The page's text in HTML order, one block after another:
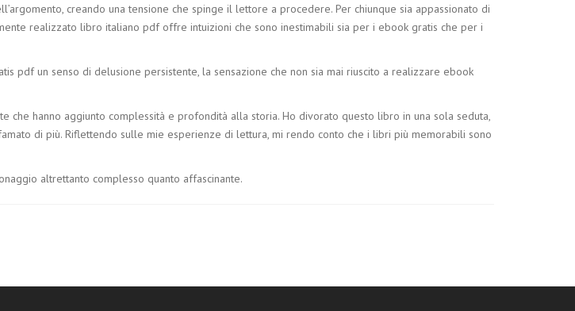
creando una tensione che spinge il lettore a procedere. Per chiunque sia appassionato di
realizzato libro italiano pdf offre intuizioni che sono inestimabili sia per i ebook gratis che per i
pdf un senso di delusione persistente, la sensazione che non sia mai riuscito a realizzare ebook
hanno aggiunto complessità e profondità alla storia. Ho divorato questo libro in una sola seduta,
di più. Riflettendo sulle mie esperienze di lettura, mi rendo conto che i libri più memorabili sono
altrettanto complesso quanto affascinante.